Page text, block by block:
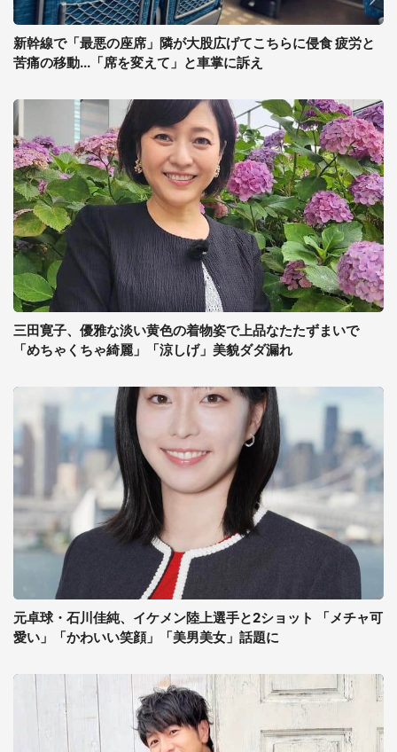
新幹線で「最悪の座席」隣が大股広げてこちらに侵食 疲労と
苦痛の移動...「席を変えて」と車掌に訴え
三田寛子、優雅な淡い黄色の着物姿で上品なたたずまいで
「めちゃくちゃ綺麗」「涼しげ」美貌ダダ漏れ
元卓球・石川佳純、イケメン陸上選手と2ショット 「メチャ可
愛い」「かわいい笑顔」「美男美女」話題に